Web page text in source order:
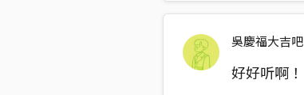
吳慶福大吉吧
好好听啊！